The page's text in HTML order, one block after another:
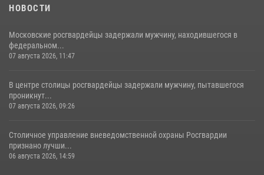
НОВОСТИ
Московские росгвардейцы задержали мужчину, находившегося в
федеральном...
07 августа 2026, 11:47
В центре столицы росгвардейцы задержали мужчину, пытавшегося
проникнут...
07 августа 2026, 09:26
Столичное управление вневедомственной охраны Росгвардии
признано лучши...
06 августа 2026, 14:59